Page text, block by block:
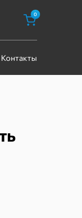
0
Контакты